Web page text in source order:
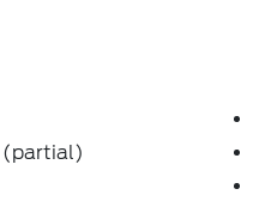
(partial)